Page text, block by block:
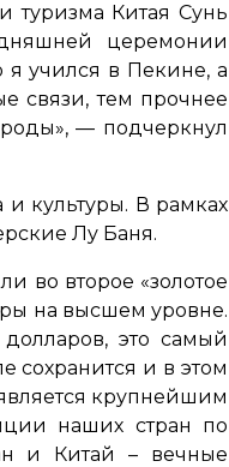
туризма Китая Сунь
церемонии
учился в Пекине, а
связи, тем прочнее
— подчеркнул
культуры. В рамках
Лу Баня.
во второе «золотое
на высшем уровне.
это самый
сохранится и в этом
крупнейшим
наших стран по
и Китай – вечные